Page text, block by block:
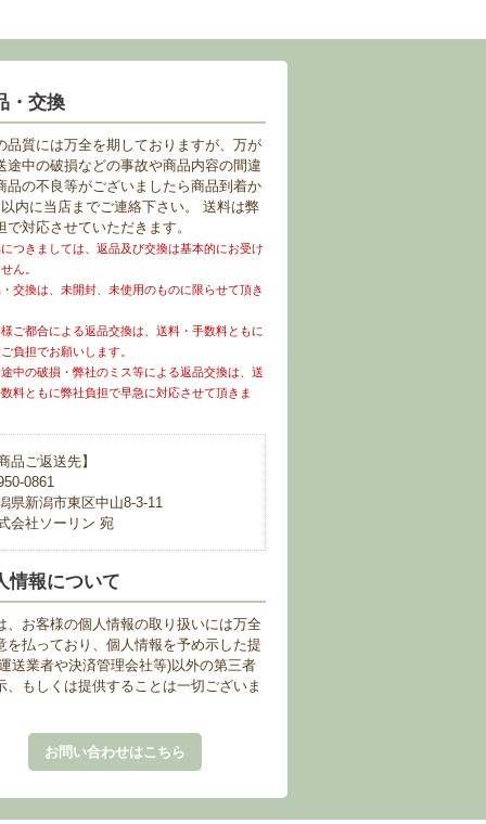
・交換
品質には万全を期しておりますが、万が
途中の破損などの事故や商品内容の間違
品の不良等がございましたら商品到着か
以内に当店までご連絡下さい。 送料は弊
で対応させていただきます。
つきましては、返品及び交換は基本的にお受け
ん。
交換は、未開封、未使用のものに限らせて頂き
ご都合による返品交換は、送料・手数料ともに
負担でお願いします。
中の破損・弊社のミス等による返品交換は、送
料ともに弊社負担で早急に対応させて頂きま
商品ご返送先】
0861
県新潟市東区中山8-3-11
会社ソーリン 宛
情報について
、お客様の個人情報の取り扱いには万全
を払っており、個人情報を予め示した提
送業者や決済管理会社等)以外の第三者
、もしくは提供することは一切ございま
お問い合わせはこちら